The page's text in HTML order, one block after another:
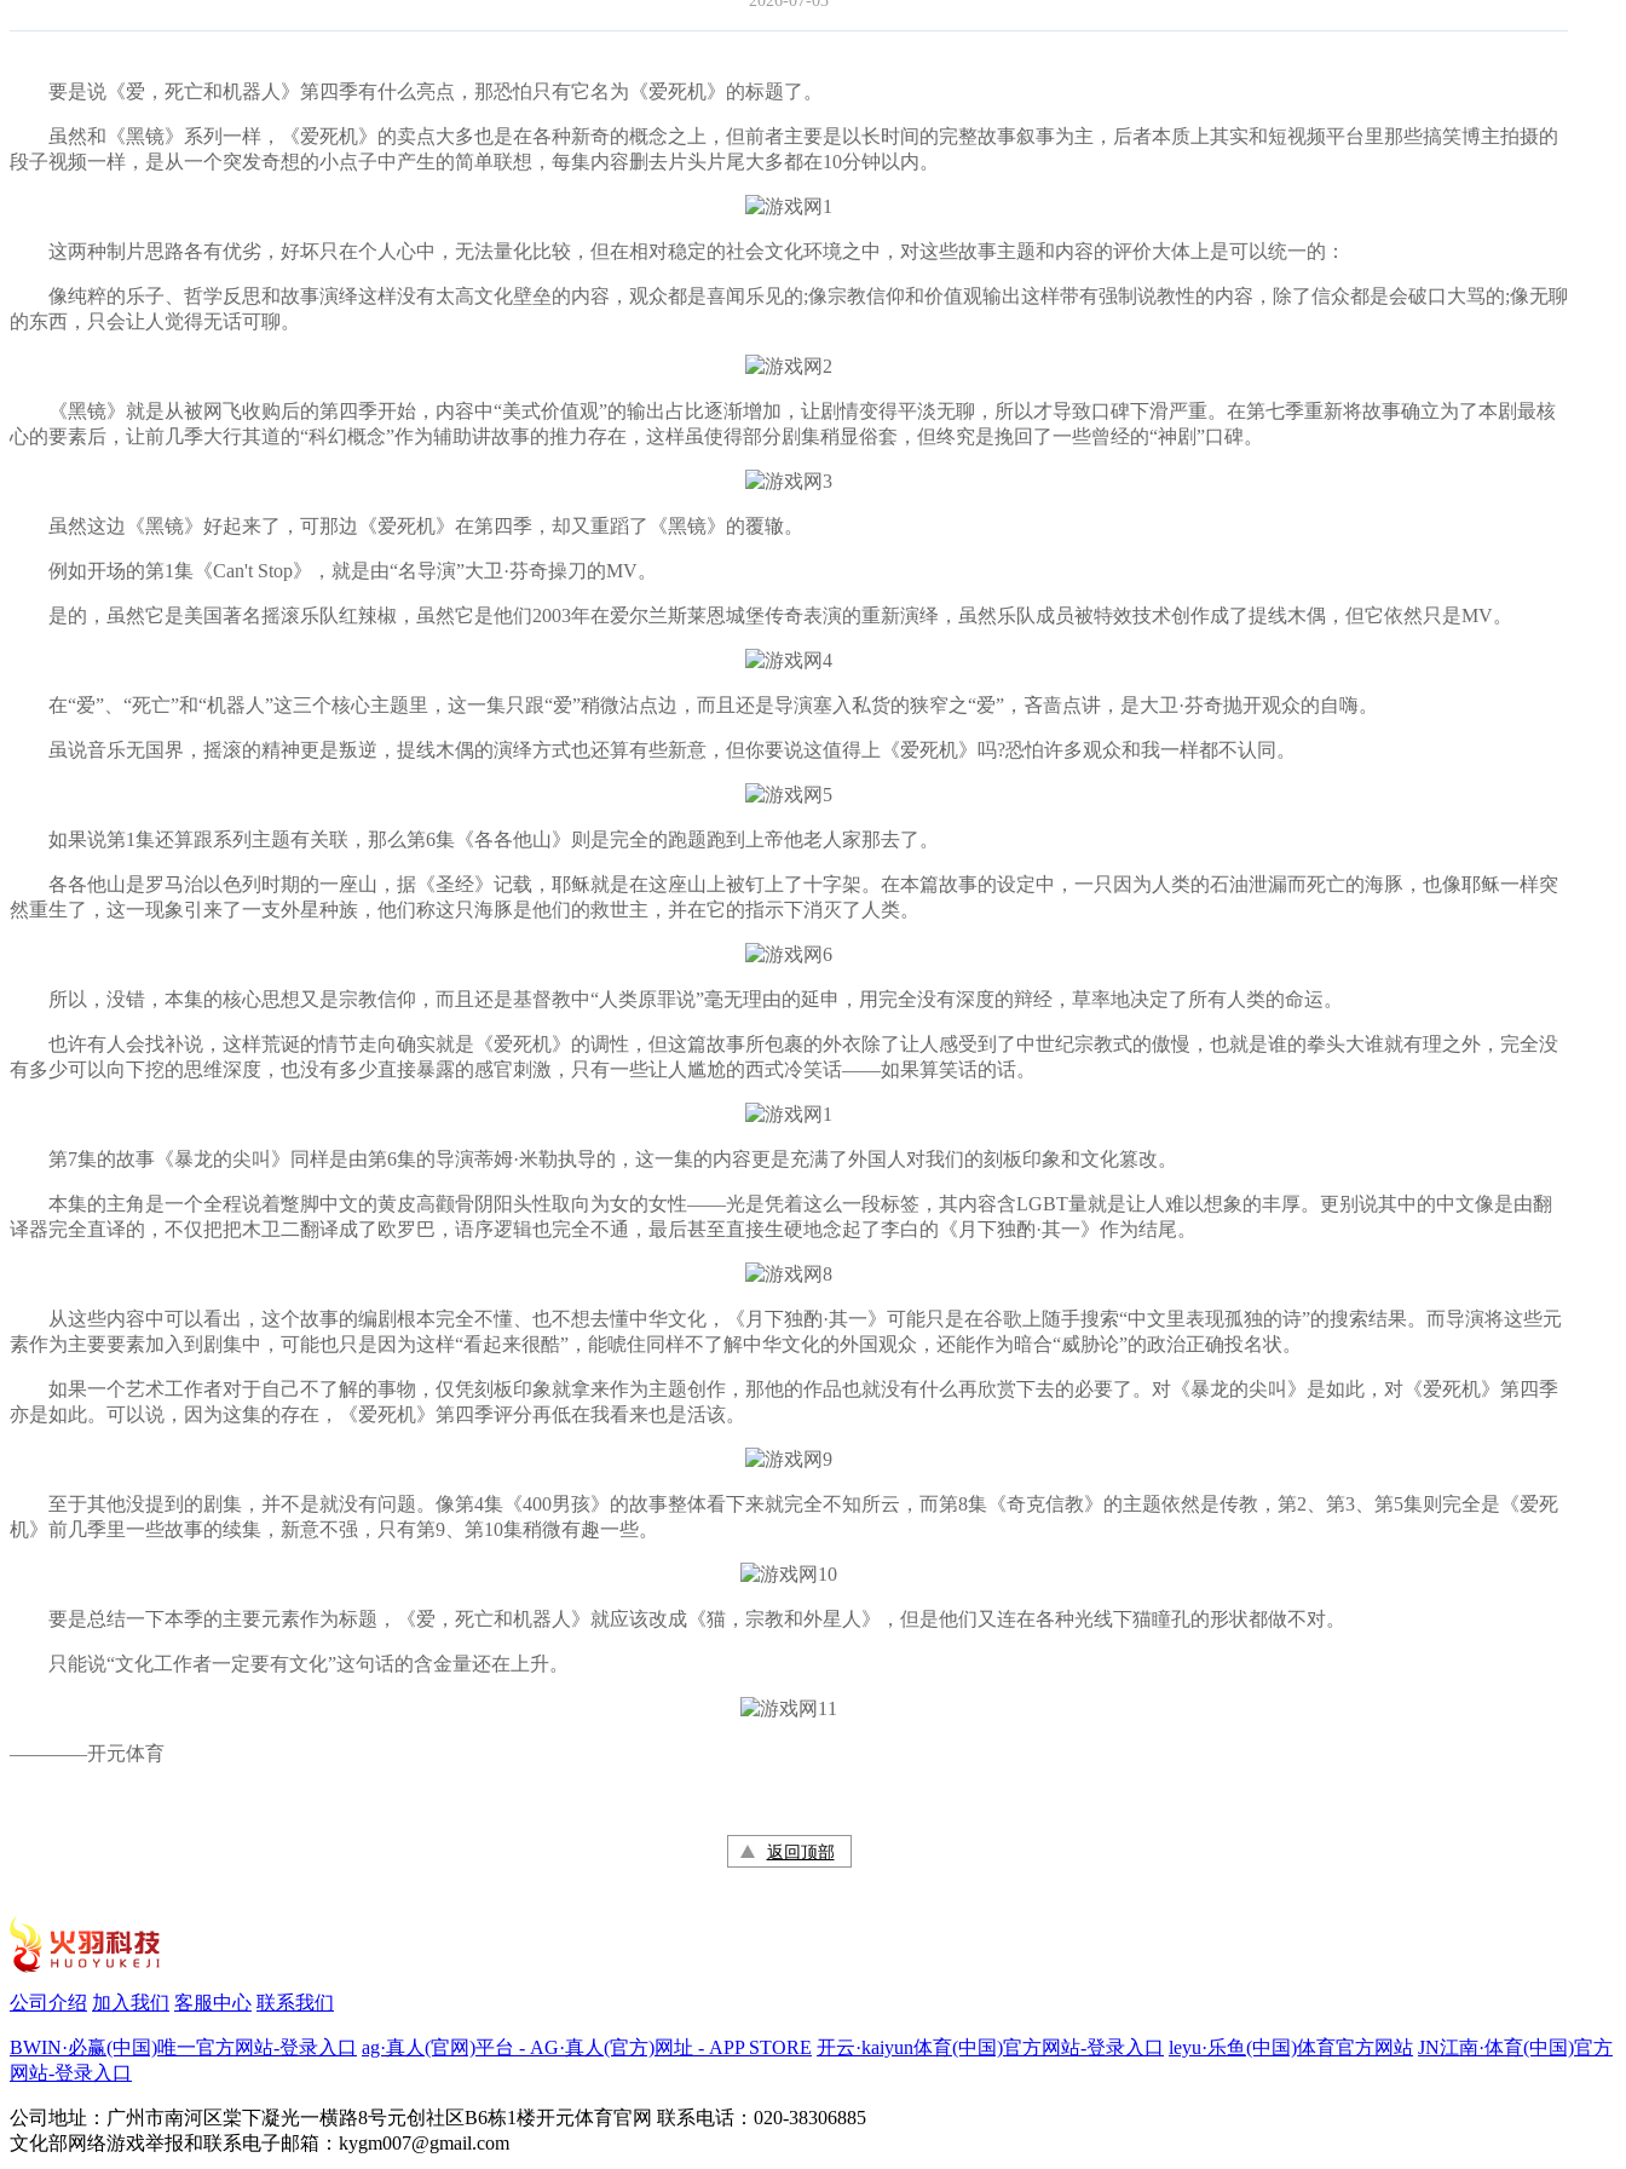
要是说《爱，死亡和机器人》第四季有什么亮点，那恐怕只有它名为《爱死机》的标题了。
虽然和《黑镜》系列一样，《爱死机》的卖点大多也是在各种新奇的概念之上，但前者主要是以长时间的完整故事叙事为主，后者本质上其实和短视频平台里那些搞笑博主拍摄的
段子视频一样，是从一个突发奇想的小点子中产生的简单联想，每集内容删去片头片尾大多都在10分钟以内。
这两种制片思路各有优劣，好坏只在个人心中，无法量化比较，但在相对稳定的社会文化环境之中，对这些故事主题和内容的评价大体上是可以统一的：
像纯粹的乐子、哲学反思和故事演绎这样没有太高文化壁垒的内容，观众都是喜闻乐见的;像宗教信仰和价值观输出这样带有强制说教性的内容，除了信众都是会破口大骂的;像无聊
的东西，只会让人觉得无话可聊。
《黑镜》就是从被网飞收购后的第四季开始，内容中“美式价值观”的输出占比逐渐增加，让剧情变得平淡无聊，所以才导致口碑下滑严重。在第七季重新将故事确立为了本剧最核
心的要素后，让前几季大行其道的“科幻概念”作为辅助讲故事的推力存在，这样虽使得部分剧集稍显俗套，但终究是挽回了一些曾经的“神剧”口碑。
虽然这边《黑镜》好起来了，可那边《爱死机》在第四季，却又重蹈了《黑镜》的覆辙。
例如开场的第1集《Can't Stop》，就是由“名导演”大卫·芬奇操刀的MV。
是的，虽然它是美国著名摇滚乐队红辣椒，虽然它是他们2003年在爱尔兰斯莱恩城堡传奇表演的重新演绎，虽然乐队成员被特效技术创作成了提线木偶，但它依然只是MV。
在“爱”、“死亡”和“机器人”这三个核心主题里，这一集只跟“爱”稍微沾点边，而且还是导演塞入私货的狭窄之“爱”，吝啬点讲，是大卫·芬奇抛开观众的自嗨。
虽说音乐无国界，摇滚的精神更是叛逆，提线木偶的演绎方式也还算有些新意，但你要说这值得上《爱死机》吗?恐怕许多观众和我一样都不认同。
如果说第1集还算跟系列主题有关联，那么第6集《各各他山》则是完全的跑题跑到上帝他老人家那去了。
各各他山是罗马治以色列时期的一座山，据《圣经》记载，耶稣就是在这座山上被钉上了十字架。在本篇故事的设定中，一只因为人类的石油泄漏而死亡的海豚，也像耶稣一样突
然重生了，这一现象引来了一支外星种族，他们称这只海豚是他们的救世主，并在它的指示下消灭了人类。
所以，没错，本集的核心思想又是宗教信仰，而且还是基督教中“人类原罪说”毫无理由的延申，用完全没有深度的辩经，草率地决定了所有人类的命运。
也许有人会找补说，这样荒诞的情节走向确实就是《爱死机》的调性，但这篇故事所包裹的外衣除了让人感受到了中世纪宗教式的傲慢，也就是谁的拳头大谁就有理之外，完全没
有多少可以向下挖的思维深度，也没有多少直接暴露的感官刺激，只有一些让人尴尬的西式冷笑话——如果算笑话的话。
第7集的故事《暴龙的尖叫》同样是由第6集的导演蒂姆·米勒执导的，这一集的内容更是充满了外国人对我们的刻板印象和文化篡改。
本集的主角是一个全程说着蹩脚中文的黄皮高颧骨阴阳头性取向为女的女性——光是凭着这么一段标签，其内容含LGBT量就是让人难以想象的丰厚。更别说其中的中文像是由翻
译器完全直译的，不仅把把木卫二翻译成了欧罗巴，语序逻辑也完全不通，最后甚至直接生硬地念起了李白的《月下独酌·其一》作为结尾。
从这些内容中可以看出，这个故事的编剧根本完全不懂、也不想去懂中华文化，《月下独酌·其一》可能只是在谷歌上随手搜索“中文里表现孤独的诗”的搜索结果。而导演将这些元
素作为主要要素加入到剧集中，可能也只是因为这样“看起来很酷”，能唬住同样不了解中华文化的外国观众，还能作为暗合“威胁论”的政治正确投名状。
如果一个艺术工作者对于自己不了解的事物，仅凭刻板印象就拿来作为主题创作，那他的作品也就没有什么再欣赏下去的必要了。对《暴龙的尖叫》是如此，对《爱死机》第四季
亦是如此。可以说，因为这集的存在，《爱死机》第四季评分再低在我看来也是活该。
至于其他没提到的剧集，并不是就没有问题。像第4集《400男孩》的故事整体看下来就完全不知所云，而第8集《奇克信教》的主题依然是传教，第2、第3、第5集则完全是《爱死
机》前几季里一些故事的续集，新意不强，只有第9、第10集稍微有趣一些。
要是总结一下本季的主要元素作为标题，《爱，死亡和机器人》就应该改成《猫，宗教和外星人》，但是他们又连在各种光线下猫瞳孔的形状都做不对。
只能说“文化工作者一定要有文化”这句话的含金量还在上升。
————开元体育
返回顶部
公司介绍 加入我们 客服中心 联系我们
BWIN·必赢(中国)唯一官方网站-登录入口 ag·真人(官网)平台 - AG·真人(官方)网址 - APP STORE 开云·kaiyun体育(中国)官方网站-登录入口 leyu·乐鱼(中国)体育官方网站 JN江南·体育(中国)官方
网站-登录入口
公司地址：广州市南河区棠下凝光一横路8号元创社区B6栋1楼开元体育官网 联系电话：020-38306885
文化部网络游戏举报和联系电子邮箱：kygm007@gmail.com